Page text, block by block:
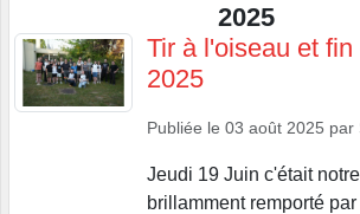
2025
Tir à l'oiseau et
2025
Publiée le 03 août 2025 par
Jeudi 19 Juin c'était
brillamment remporté